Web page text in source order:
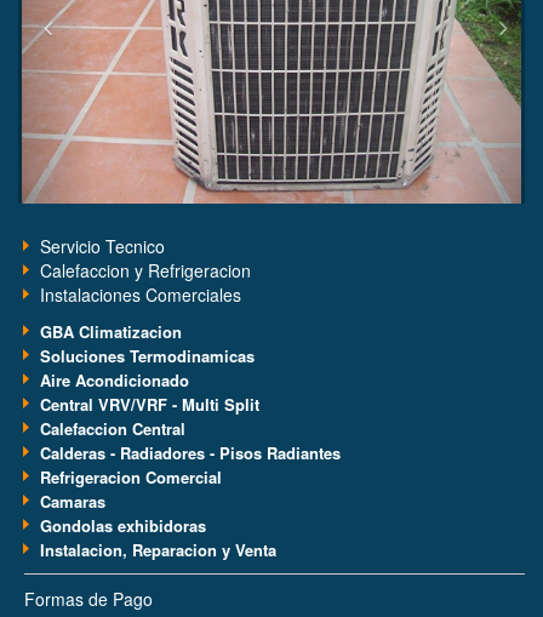
Servicio Tecnico
Calefaccion y Refrigeracion
Instalaciones Comerciales
GBA Climatizacion
Soluciones Termodinamicas
Aire Acondicionado
Central VRV/VRF - Multi Split
Calefaccion Central
Calderas - Radiadores - Pisos Radiantes
Refrigeracion Comercial
Camaras
Gondolas exhibidoras
Instalacion, Reparacion y Venta
Formas de Pago